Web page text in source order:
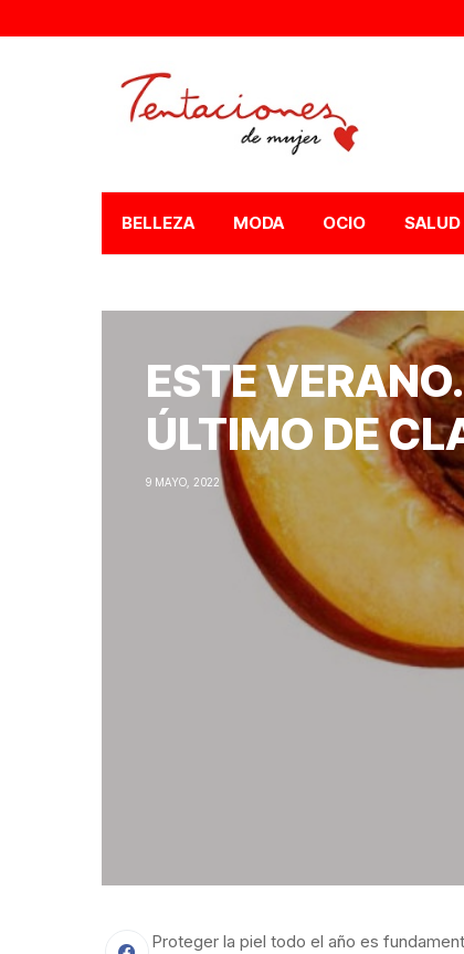
BELLEZA MODA OCIO SALUD
ESTE
ÚLTIMO DE
9 MAYO, 2022
Proteger la piel todo el año es